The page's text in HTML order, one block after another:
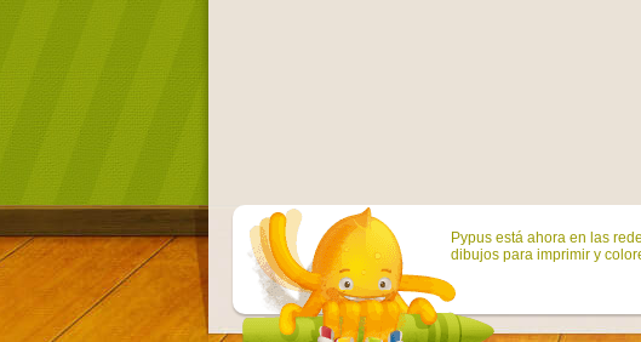
Pypus está ahora en las
dibujos para imprimir y